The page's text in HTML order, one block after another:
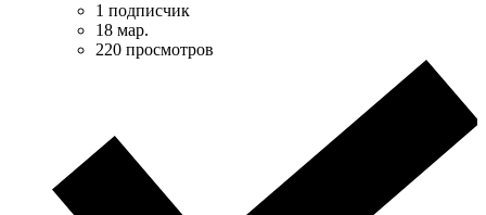
1 подписчик
18 мар.
220 просмотров